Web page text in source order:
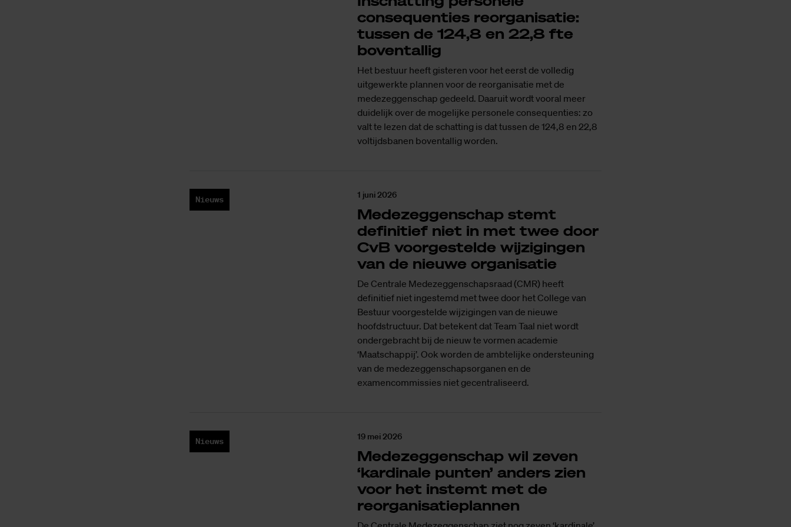
consequenties reorganisatie:
tussen de 124,8 en 22,8 fte
boventallig
Het bestuur heeft gisteren voor het eerst de volledig
uitgewerkte plannen voor de reorganisatie met de
medezeggenschap gedeeld. Daaruit wordt vooral meer
duidelijk over de mogelijke personele consequenties: zo
valt te lezen dat de schatting is dat tussen de 124,8 en 22,8
voltijdsbanen boventallig worden.
Nieuws 1 juni 2026
Medezeggenschap stemt
definitief niet in met twee door
CvB voorgestelde wijzigingen
van de nieuwe organisatie
De Centrale Medezeggenschapsraad (CMR) heeft
definitief niet ingestemd met twee door het College van
Bestuur voorgestelde wijzigingen van de nieuwe
hoofdstructuur. Dat betekent dat Team Taal niet wordt
ondergebracht bij de nieuw te vormen academie
‘Maatschappij’. Ook worden de ambtelijke ondersteuning
van de medezeggenschapsorganen en de
examencommissies niet gecentraliseerd.
Nieuws 19 mei 2026
Medezeggenschap wil zeven
‘kardinale punten’ anders zien
voor het instemt met de
reorganisatieplannen